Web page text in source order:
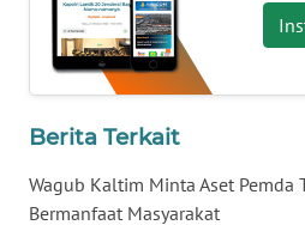
Berita Terkait
Wagub Kaltim Minta Aset Pemda
Bermanfaat Masyarakat
WN
JATIM
WN